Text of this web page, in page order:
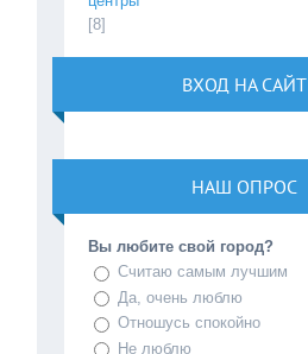
[8]
ВХОД НА САЙТ
НАШ ОПРОС
Вы любите свой город?
Считаю самым лучшим
Да, очень люблю
Отношусь спокойно
Не люблю